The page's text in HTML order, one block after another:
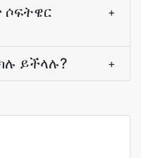
ሶፍትዌር
+
ይችላሉ? +